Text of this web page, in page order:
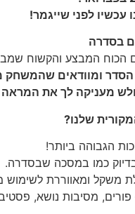
עכשיו לפני שייגמר!
בסדרה
הכוח המבצע והקשוח
ומוודאים שהמשחק
מעניקה לך את המראה
שלנו?
הגבוהה ביותר!
כמו במסכה שבסדרה.
משקל ומאווררת לשימוש
פורים, מסיבות נושא,